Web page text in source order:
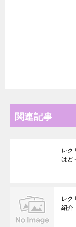
関連記事
レク
はど
レク
紹介